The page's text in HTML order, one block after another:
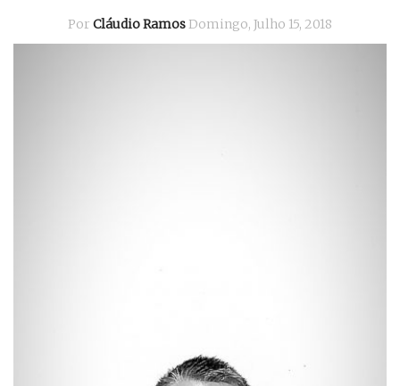
Por Cláudio RamosDomingo, Julho 15, 2018